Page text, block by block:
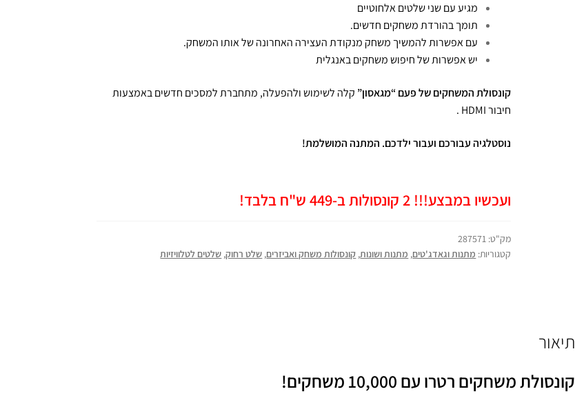
מגיע עם שני שלטים אלחוטיים
תומך בהורדת משחקים חדשים.
עם אפשרות להמשיך משחק מנקודת העצירה האחרונה של אותו המשחק.
יש אפשרות של חיפוש משחקים באנגלית
קונסולת המשחקים של פעם “מגאסון” קלה לשימוש ולהפעלה, מתחברת למסכים חדשים באמצעות
חיבור HDMI .
נוסטלגיה עבורכם ועבור ילדכם. המתנה המושלמת!
ועכשיו במבצע!!! 2 קונסולות ב-449 ש"ח בלבד!
מק"ט: 287571
קטגוריות: מתנות וגאדג'טים, מתנות ושונות, קונסולות משחק ואביזרים, שלט רחוק, שלטים לטלוויזיות
תיאור
קונסולת משחקים רטרו עם 10,000 משחקים!